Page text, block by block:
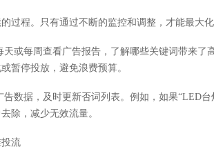
过程。只有通过不断的监控和调整，才能最大化
天或每周查看广告报告，了解哪些关键词带来了
暂停投放，避免浪费预算。
数据，及时更新否词列表。例如，如果“LED台
除，减少无效流量。
流